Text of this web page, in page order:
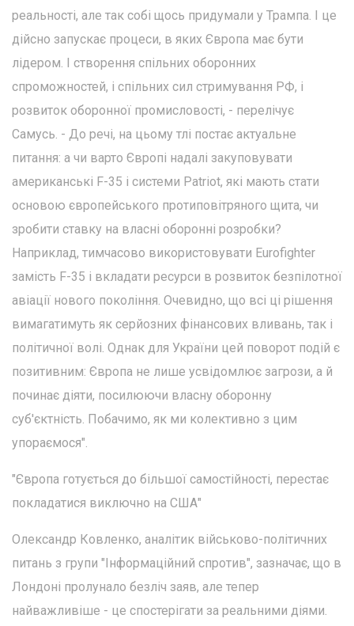
реальності, але так собі щось придумали у Трампа. І це
дійсно запускає процеси, в яких Європа має бути
лідером. І створення спільних оборонних
спроможностей, і спільних сил стримування РФ, і
розвиток оборонної промисловості, - перелічує
Самусь. - До речі, на цьому тлі постає актуальне
питання: а чи варто Європі надалі закуповувати
американські F-35 і системи Patriot, які мають стати
основою європейського протиповітряного щита, чи
зробити ставку на власні оборонні розробки?
Наприклад, тимчасово використовувати Eurofighter
замість F-35 і вкладати ресурси в розвиток безпілотної
авіації нового покоління. Очевидно, що всі ці рішення
вимагатимуть як серйозних фінансових вливань, так і
політичної волі. Однак для України цей поворот подій є
позитивним: Європа не лише усвідомлює загрози, а й
починає діяти, посилюючи власну оборонну
суб'єктність. Побачимо, як ми колективно з цим
упораємося".
"Європа готується до більшої самостійності, перестає
покладатися виключно на США"
Олександр Ковленко, аналітик військово-політичних
питань з групи "Інформаційний спротив", зазначає, що в
Лондоні пролунало безліч заяв, але тепер
найважливіше - це спостерігати за реальними діями.